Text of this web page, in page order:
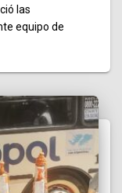
las
equipo de